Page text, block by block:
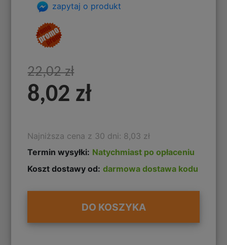
zapytaj o produkt
22,02 zł
8,02 zł
Najniższa cena z 30 dni: 8,03 zł
Termin wysyłki: Natychmiast po opłaceniu
Koszt dostawy od: darmowa dostawa kodu
DO KOSZYKA